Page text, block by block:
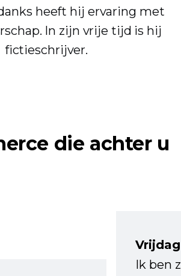
heeft hij ervaring met
In zijn vrije tijd is hij
fictieschrijver.
die achter u
Ik ben